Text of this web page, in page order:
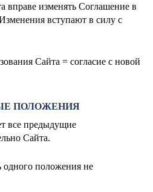
вправе изменять Соглашение в
вступают в силу с
Сайта = согласие с новой
ПОЛОЖЕНИЯ
все предыдущие
Сайта.
одного положения не